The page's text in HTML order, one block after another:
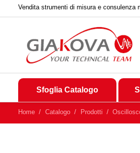
Vendita strumenti di misura e consulenza
Sfoglia Catalogo
Home Catalogo Prodotti